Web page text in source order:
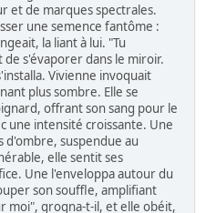
et de marques spectrales.
une semence fantôme :
la liant à lui. "Tu
s'évaporer dans le miroir.
Vivienne invoquait
plus sombre. Elle se
offrant son sang pour le
une intensité croissante. Une
d'ombre, suspendue au
elle sentit ses
Une l'enveloppa autour du
son souffle, amplifiant
moi", grogna-t-il, et elle obéit,